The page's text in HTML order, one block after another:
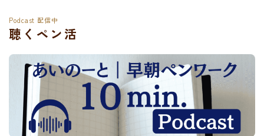
Podcast 配信中
聴くペン活